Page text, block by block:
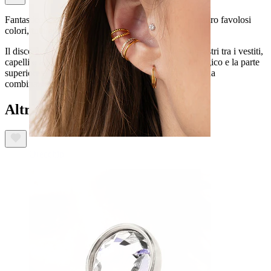
Fantastico dermal a forma di disco disponibile in quattro favolosi
colori, tutti accattivanti.
Il disco è completamente piatto per evitare che si incastri tra i vestiti,
capelli o altro. Il gioiello è realizzato in acciaio chirurgico e la parte
superiore è ricoperta da uno sottile strato in titanio. Una
combinazione di materiali eccellente.
Altri hanno acquistato anche